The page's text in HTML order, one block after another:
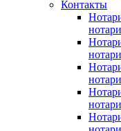
Контакты